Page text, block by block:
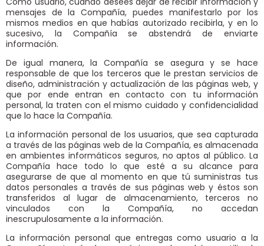
mensajes de la Compañía, puedes manifestarlo por los
mismos medios en que habías autorizado recibirla, y en lo
sucesivo, la Compañía se abstendrá de enviarte
información.
De igual manera, la Compañía se asegura y se hace
responsable de que los terceros que le prestan servicios de
diseño, administración y actualización de las páginas web, y
que por ende entran en contacto con tu información
personal, la traten con el mismo cuidado y confidencialidad
que lo hace la Compañía.
La información personal de los usuarios, que sea capturada
a través de las páginas web de la Compañía, es almacenada
en ambientes informáticos seguros, no aptos al público. La
Compañía hace todo lo que esté a su alcance para
asegurarse de que al momento en que tú suministras tus
datos personales a través de sus páginas web y éstos son
transferidos al lugar de almacenamiento, terceros no
vinculados con la Compañía, no accedan
inescrupulosamente a la información.
La información personal que entregas como usuario a la